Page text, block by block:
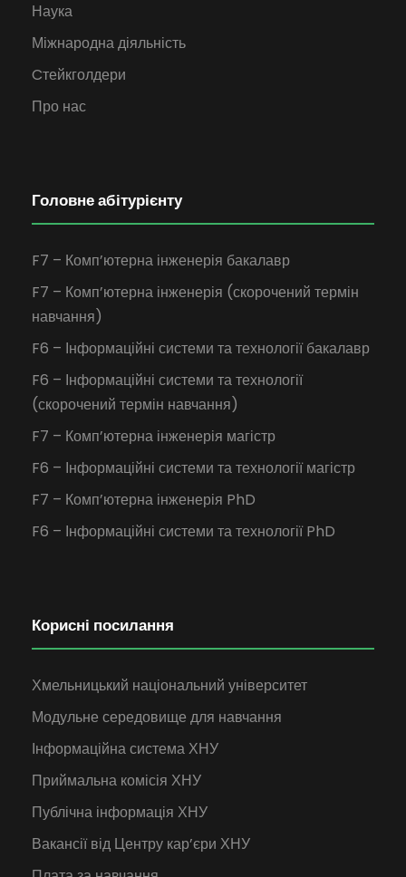
Наука
Міжнародна діяльність
Cтейкголдери
Про нас
Головне абітурієнту
F7 – Комп’ютерна інженерія бакалавр
F7 – Комп’ютерна інженерія (скорочений термін
навчання)
F6 – Інформаційні системи та технології бакалавр
F6 – Інформаційні системи та технології
(скорочений термін навчання)
F7 – Комп’ютерна інженерія магістр
F6 – Інформаційні системи та технології магістр
F7 – Комп’ютерна інженерія PhD
F6 – Інформаційні системи та технології PhD
Корисні посилання
Хмельницький національний університет
Модульне середовище для навчання
Інформаційна система ХНУ
Приймальна комісія ХНУ
Публічна інформація ХНУ
Вакансії від Центру кар’єри ХНУ